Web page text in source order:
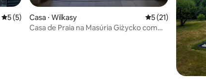
5 de uma avaliação média de 5, 5 avaliações
5 (5)
Casa ⋅ Wilkasy 5 de uma
5 (21)
Casa de Praia na Masúria Giżycko com